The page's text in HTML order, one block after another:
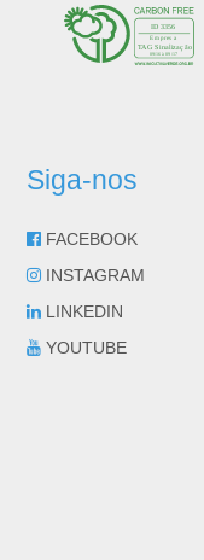
Siga-nos
FACEBOOK
INSTAGRAM
LINKEDIN
YOUTUBE